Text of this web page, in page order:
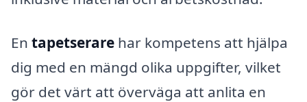
En tapetserare har kompetens att hjälpa
dig med en mängd olika uppgifter, vilket
gör det värt att överväga att anlita en